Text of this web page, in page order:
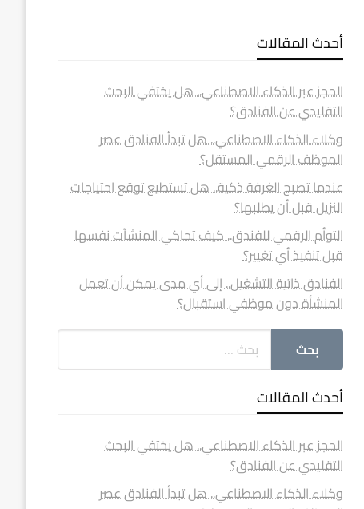
أحدث المقالات
الحجز عبر الذكاء الاصطناعي.. هل يختفي البحث
التقليدي عن الفنادق؟
وكلاء الذكاء الاصطناعي.. هل تبدأ الفنادق عصر
الموظف الرقمي المستقل؟
عندما تصبح الغرفة ذكية.. هل تستطيع توقع احتياجات
النزيل قبل أن يطلبها؟
التوأم الرقمي للفندق.. كيف تحاكي المنشآت نفسها
قبل تنفيذ أي تغيير؟
الفنادق ذاتية التشغيل.. إلى أي مدى يمكن أن تعمل
المنشأة دون موظفي استقبال؟
أحدث المقالات
الحجز عبر الذكاء الاصطناعي.. هل يختفي البحث
التقليدي عن الفنادق؟
وكلاء الذكاء الاصطناعي.. هل تبدأ الفنادق عصر